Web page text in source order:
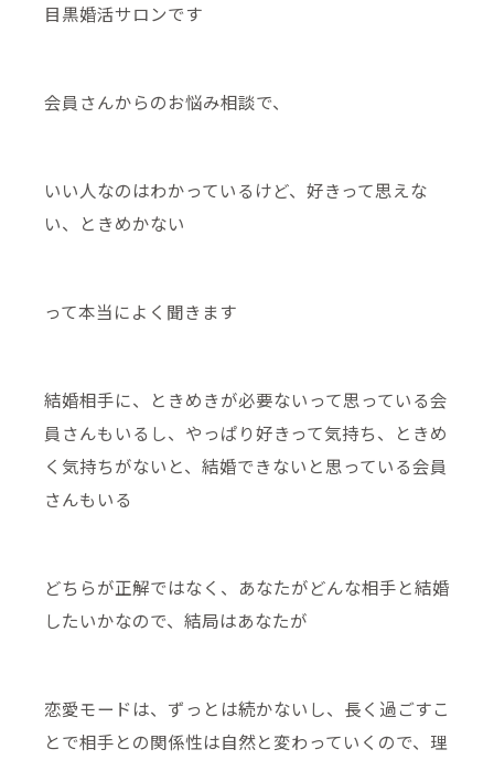
目黒婚活サロンです
会員さんからのお悩み相談で、
いい人なのはわかっているけど、好きって思えな
い、ときめかない
って本当によく聞きます
結婚相手に、ときめきが必要ないって思っている会
員さんもいるし、やっぱり好きって気持ち、ときめ
く気持ちがないと、結婚できないと思っている会員
さんもいる
どちらが正解ではなく、あなたがどんな相手と結婚
したいかなので、結局はあなたが
恋愛モードは、ずっとは続かないし、長く過ごすこ
とで相手との関係性は自然と変わっていくので、理